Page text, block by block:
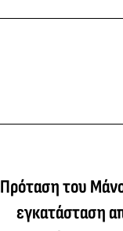
Πρόταση του
εγκατάσταση